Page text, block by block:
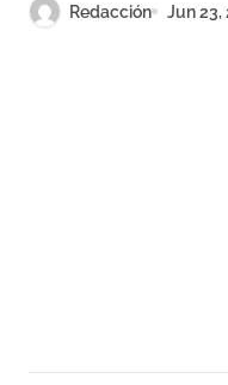
Redacción Jun 23,